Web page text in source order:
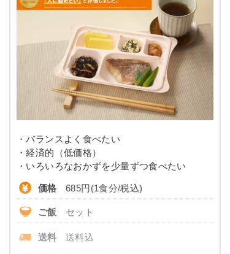
・バランスよく食べたい
・経済的（低価格）
・いろいろなおかずを少量ずつ食べたい
価格 685円(1食分/税込)
ご飯 セット
送料 送料込